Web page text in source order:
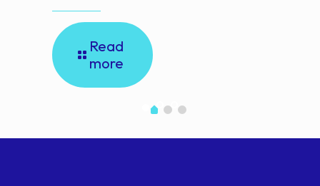
Read
more